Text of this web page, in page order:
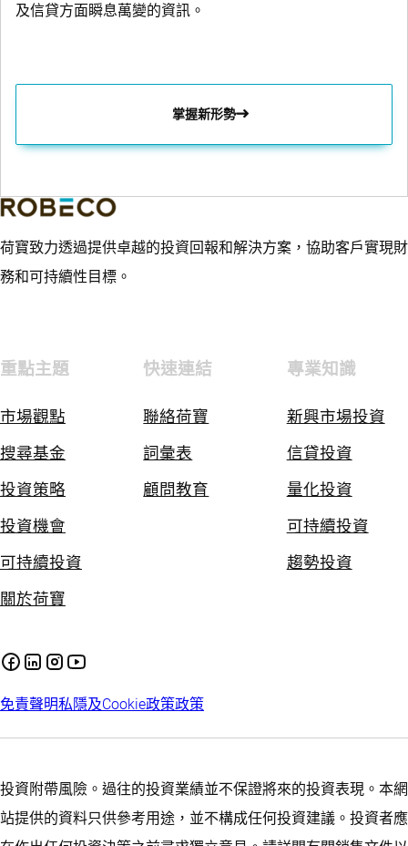
及信貸方面瞬息萬變的資訊。
掌握新形勢
荷寶致力透過提供卓越的投資回報和解決方案，協助客戶實現財
務和可持續性目標。
重點主題
市場觀點
搜尋基金
投資策略
投資機會
可持續投資
關於荷寶
快速連結
聯絡荷寶
詞彙表
顧問教育
專業知識
新興市場投資
信貸投資
量化投資
可持續投資
趨勢投資
免責聲明私隱及Cookie政策政策
投資附帶風險。過往的投資業績並不保證將來的投資表現。本網
站提供的資料只供參考用途，並不構成任何投資建議。投資者應